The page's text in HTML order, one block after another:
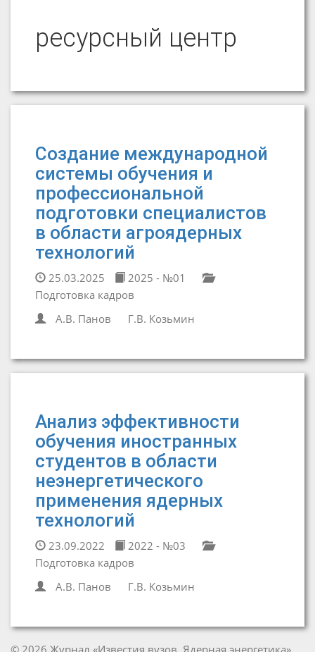
ресурсный центр
Создание международной
системы обучения и
профессиональной
подготовки специалистов
в области агроядерных
технологий
25.03.2025
2025 - №01
Подготовка кадров
А.В. Панов
Г.В. Козьмин
Анализ эффективности
обучения иностранных
студентов в области
неэнергетического
применения ядерных
технологий
23.09.2022
2022 - №03
Подготовка кадров
А.В. Панов
Г.В. Козьмин
© 2026 Журнал «Известия вузов. Ядерная энергетика»